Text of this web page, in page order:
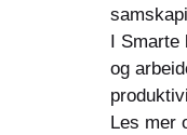
I
og
Les mer